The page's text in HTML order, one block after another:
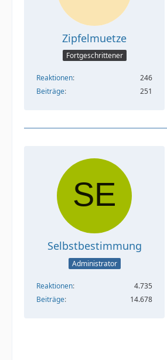
Zipfelmuetze
Fortgeschrittener
Reaktionen
246
Beiträge
251
Selbstbestimmung
Administrator
Reaktionen
4.735
Beiträge
14.678